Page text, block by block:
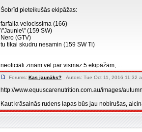
Šobrīd pieteikušās ekipāžas:
farfalla velocissima (166)
\"Jaunie\" (159 SW)
Nero (GTV)
tu tikai skudru nesamin (159 SW Ti)
neoficiāli zinām vēl par vismaz 5 ekipāžām, ...
Forums: Kas jaunāks? Autors: Tue Oct 11, 2016 11:32
http://www.equuscarenutrition.com.au/images/
Kaut krāsainās rudens lapas būs jau nobirušas,